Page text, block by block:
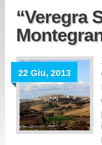
“Veregra
22 Giu, 2013